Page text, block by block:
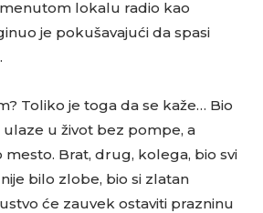
lokalu radio kao
je pokušavajući da spasi
Toliko je toga da se kaže… Bio
u život bez pompe, a
Brat, drug, kolega, bio svi
bilo zlobe, bio si zlatan
će zauvek ostaviti prazninu